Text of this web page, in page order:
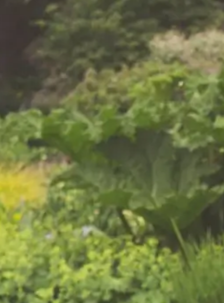
ervaring in
Ermelo en omgeving
particuliere als zakelijke
tot gazononderhoud:
netjes en met respect